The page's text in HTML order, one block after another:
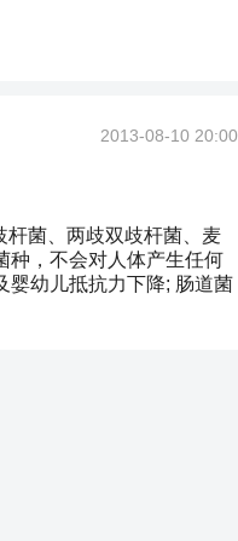
2013-08-10 20:00
杆菌、两歧双歧杆菌、麦
种，不会对人体产生任何
婴幼儿抵抗力下降; 肠道菌